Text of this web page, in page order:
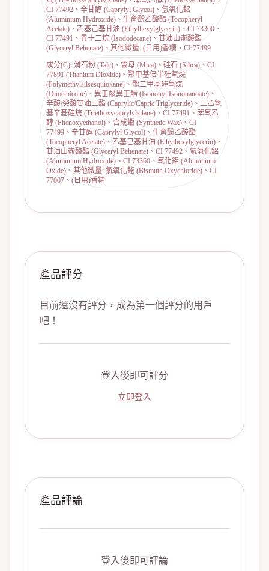
CI 77492、辛甘醇 (Caprylyl Glycol)、氫氧化鋁
(Aluminium Hydroxide)、生育酚乙酸酯 (Tocopheryl
Acetate)、乙基己基甘油 (Ethylhexylglycerin)、CI 73360、
CI 77491、異十二烷 (Isododecane)、甘油山嵛酸酯
(Glyceryl Behenate)、其他微量: (日用)香精、CI 77499
成分(C): 滑石粉 (Talc)、雲母 (Mica)、硅石 (Silica)、CI
77891 (Titanium Dioxide)、聚甲基倍半硅氧烷
(Polymethylsilsesquioxane)、聚二甲基硅氧烷
(Dimethicone)、異壬酸異壬酯 (Isononyl Isononanoate)、
辛酸/癸酸甘油三酯 (Caprylic/Capric Triglyceride)、三乙氧
基辛基硅烷 (Triethoxycaprylylsilane)、CI 77491、苯氧乙
醇 (Phenoxyethanol)、合成蠟 (Synthetic Wax)、CI
77499、辛甘醇 (Caprylyl Glycol)、生育酚乙酸酯
(Tocopheryl Acetate)、乙基己基甘油 (Ethylhexylglycerin)、
甘油山嵛酸酯 (Glyceryl Behenate)、CI 77492、氫氧化鋁
(Aluminium Hydroxide)、CI 73360、氧化鋁 (Aluminium
Oxide)、其他微量: 氯氧化鉍 (Bismuth Oxychloride)、CI
77007、(日用)香精
產品評分
目前還沒有評分，成為第一個評分的用戶
吧！
登入後即可評分
立即登入
產品評論
登入後即可評論